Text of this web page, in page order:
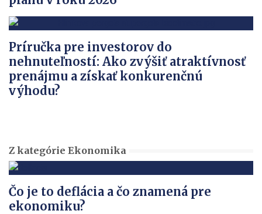
Príručka pre investorov do
nehnuteľností: Ako zvýšiť atraktívnosť
prenájmu a získať konkurenčnú
výhodu?
Z kategórie Ekonomika
Čo je to deflácia a čo znamená pre
ekonomiku?